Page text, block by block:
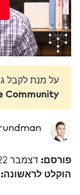
על מנת לקבל
Community
פורסם: דצמבר 22, 2020
הוקלט לראשונה: